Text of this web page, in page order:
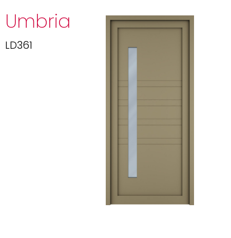
Umbria
LD361